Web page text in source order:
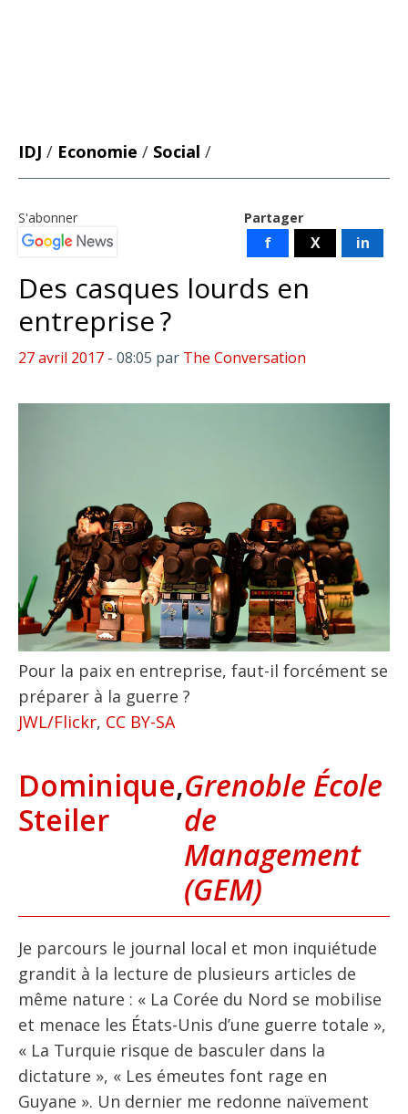
IDJ / Economie / Social /
Partager
f X in
S'abonner
Des casques lourds en
entreprise ?
27 avril 2017 - 08:05 par The Conversation
Pour la paix en entreprise, faut-il forcément se
préparer à la guerre ?
JWL/Flickr, CC BY-SA
Dominique
Steiler
,Grenoble École
de
Management
(GEM)
Je parcours le journal local et mon inquiétude
grandit à la lecture de plusieurs articles de
même nature : « La Corée du Nord se mobilise
et menace les États-Unis d’une guerre totale »,
« La Turquie risque de basculer dans la
dictature », « Les émeutes font rage en
Guyane ». Un dernier me redonne naïvement